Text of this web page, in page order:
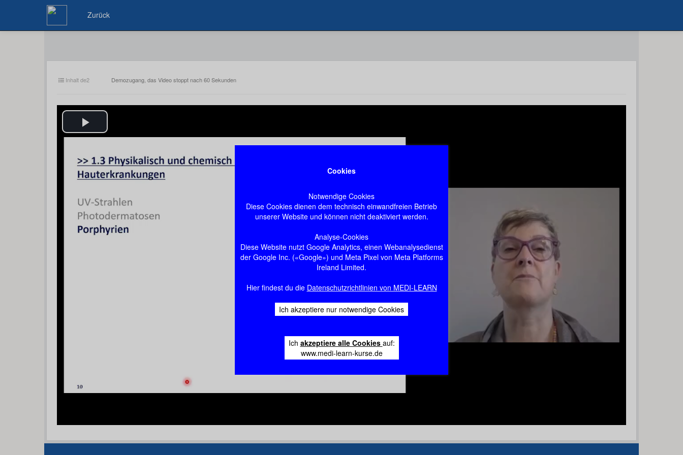
Cookies
Notwendige Cookies
Diese Cookies dienen dem technisch einwandfreien Betrieb
unserer Website und können nicht deaktiviert werden.
Analyse-Cookies
Diese Website nutzt Google Analytics, einen Webanalysedienst
der Google Inc. («Google») und Meta Pixel von Meta Platforms
Ireland Limited.
Hier findest du die Datenschutzrichtlinien von MEDI-LEARN
Ich akzeptiere nur notwendige Cookies
Ich akzeptiere alle Cookies auf:
www.medi-learn-kurse.de
Zurück
Inhalt de2 Demozugang, das Video stoppt nach 60 Sekunden
Play
Video